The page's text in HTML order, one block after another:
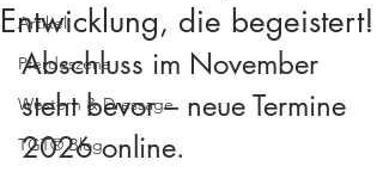
Artikel
Pferdeszene
Western & Dressage
TGT® Blog
Entwicklung, die begeistert!
Abschluss im November
steht bevor – neue Termine
2026 online.